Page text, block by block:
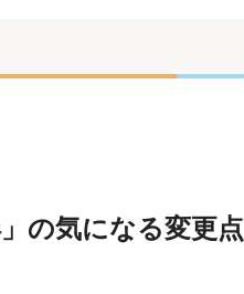
の気になる変更点